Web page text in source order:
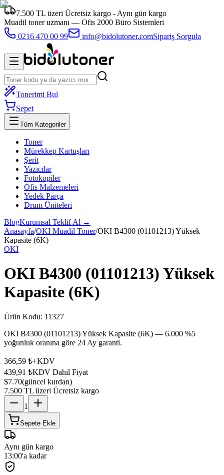
7.500 TL üzeri Ücretsiz kargo - Aynı gün kargo
Muadil toner uzmanı — Ofis 2000 Büro Sistemleri
0216 470 00 99
info@bidolutoner.comSipariş Sorgula
Tonerimi Bul
Sepet
Tüm Kategoriler
Toner
Mürekkep Kartuşları
Şerit
Yazıcılar
Fotokopiler
Ofis Malzemeleri
Yedek Parça
Drum Üniteleri
BlogKurumsal Teklif Al →
Anasayfa/OKI Muadil Toner/OKI B4300 (01101213) Yüksek
Kapasite (6K)
OKI
OKI B4300 (01101213) Yüksek
Kapasite (6K)
Ürün Kodu: 11327
OKI B4300 (01101213) Yüksek Kapasite (6K) — 6.000 %5
yoğunluk oranına göre 24 Ay garanti.
366,59 ₺+KDV
439,91 ₺KDV Dahil Fiyat
$7.70(güncel kurdan)
7.500 TL üzeri Ücretsiz kargo
1
Sepete Ekle
Aynı gün kargo
13:00'a kadar